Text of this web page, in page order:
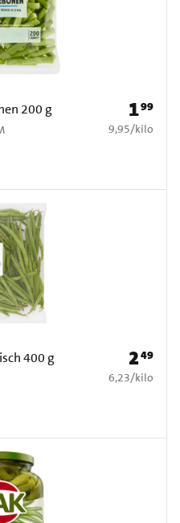
200 g Prijs: €
199
€ 9,95 per kilo
9,95/kilo
400 g Prijs: €
249
€ 6,23 per kilo
6,23/kilo